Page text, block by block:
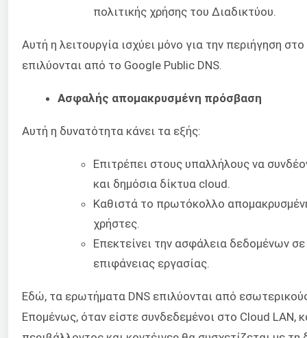
πολιτικής χρήσης του Διαδικτύου.
Αυτή η λειτουργία ισχύει μόνο για την περιήγηση
επιλύονται από το Google Public DNS.
Ασφαλής απομακρυσμένη πρόσβαση
Αυτή η δυνατότητα κάνει τα εξής:
Επιτρέπει στους υπαλλήλους να
και δημόσια δίκτυα cloud.
Καθιστά το πρωτόκολλο
χρήστες.
Επεκτείνει την ασφάλεια δεδομένων
επιφάνειας εργασίας.
Εδώ, τα ερωτήματα DNS επιλύονται από
Επομένως, όταν είστε συνδεδεμένοι στο Cloud LAN,